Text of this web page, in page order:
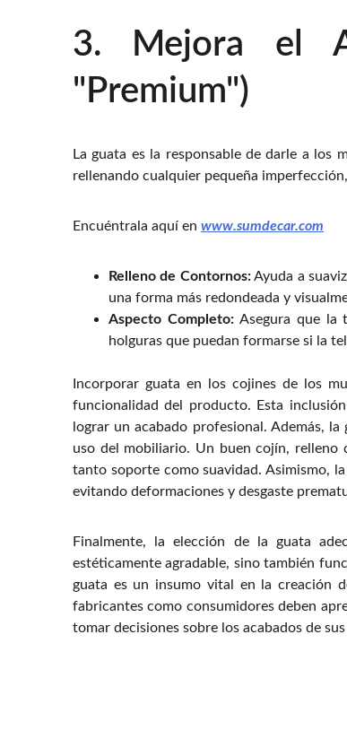
3. Mejora el
"Premium")
La guata es la responsable de darle a los
rellenando cualquier pequeña
Encuéntrala aquí en www.sumdecar.com
Relleno de Contornos:Ayuda a
una forma más redondeada y
Aspecto Completo:Asegura que la
holguras que puedan formarse si la
Incorporar guata en los cojines de los
funcionalidad del producto. Esta
lograr un acabado profesional. Además,
uso del mobiliario. Un buen cojín, relleno
tanto soporte como suavidad. Asimismo,
evitando deformaciones y desgaste
Finalmente, la elección de la guata
estéticamente agradable, sino también
guata es un insumo vital en la creación
fabricantes como consumidores deben
tomar decisiones sobre los acabados de